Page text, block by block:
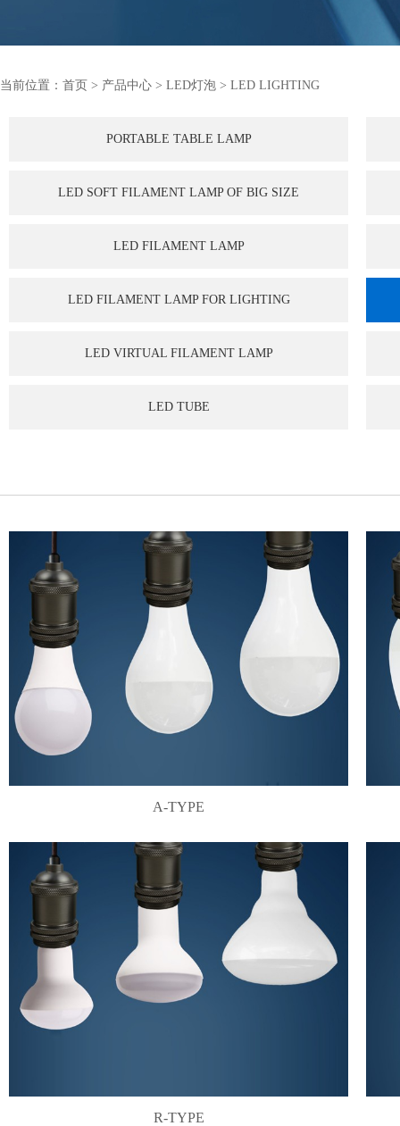
当前位置： 首页 > 产品中心 > LED灯泡 > LED LIGHTING
PORTABLE TABLE LAMP
LED SOFT FILAMENT LAMP OF BIG SIZE
LED FILAMENT LAMP
LED FILAMENT LAMP FOR LIGHTING
LED VIRTUAL FILAMENT LAMP
LED TUBE
A-TYPE
R-TYPE